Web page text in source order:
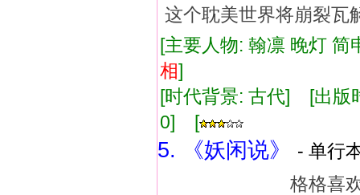
这个耽美世界将崩裂
[主要人物: 翰凛 晚灯
相]
[时代背景: 古代] [出
0] [
5. 《妖闲说》
- 单行
格格喜